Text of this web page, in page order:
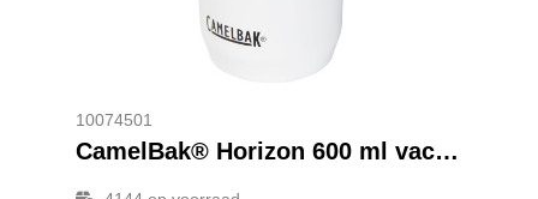
10074501
CamelBak® Horizon 600 ml vacuüm geïsoleerde beker